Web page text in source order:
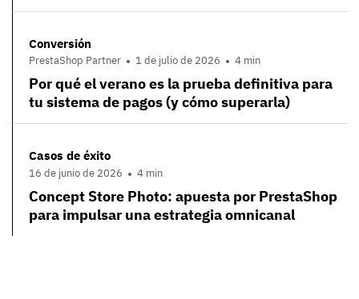
Conversión
PrestaShop Partner 1 de julio de 2026 4 min
Por qué el verano es la prueba definitiva para
tu sistema de pagos (y cómo superarla)
Casos de éxito
16 de junio de 2026 4 min
Concept Store Photo: apuesta por PrestaShop
para impulsar una estrategia omnicanal